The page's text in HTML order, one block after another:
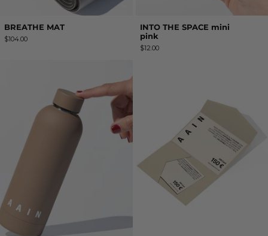
BREATHE MAT
$104.00
INTO THE SPACE mini
pink
$12.00